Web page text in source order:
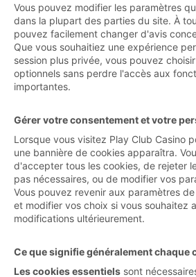
Vous pouvez modifier les paramètres
dans la plupart des parties du site. À
pouvez facilement changer d'avis
Que vous souhaitiez une expérience
session plus privée, vous pouvez
optionnels sans perdre l'accès aux
importantes.
Gérer votre consentement et votre
Lorsque vous visitez Play Club Casino
une bannière de cookies apparaîtra.
d'accepter tous les cookies, de rejeter
pas nécessaires, ou de modifier vos
Vous pouvez revenir aux paramètres
et modifier vos choix si vous souhaitez
modifications ultérieurement.
Ce que signifie généralement chaque
Les cookies essentiels sont